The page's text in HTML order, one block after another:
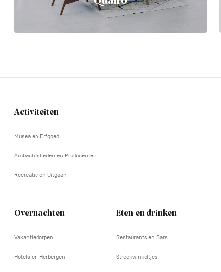
Navigation
Activiteiten
Musea en Erfgoed
Ambachtslieden en Producenten
Recreatie en Uitgaan
Overnachten
Vakantiedorpen
Hotels en Herbergen
Eten en drinken
Restaurants en Bars
Streekwinkeltjes